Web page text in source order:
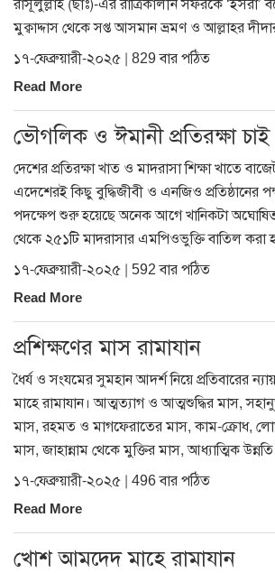
রাসূলুল্লাহ (ছাঃ)-এর রাত্রিকালীন সফরকে
মুক্বাদ্দাস থেকে সপ্ত আসমান ভ্রমণ ও আল্লাহর
১৭-ফেব্রুয়ারী-২০২৫ | 829 বার পঠিত
Read More
ভৌগলিক ও ঈমানী প্রতিরক্ষা চাই
দেশের প্রতিরক্ষা খাত ও মাদরাসা শিক্ষা খাতে
এদেশেরই কিছু বুদ্ধিজীবী ও এনজিও প্রতিষ্ঠানের
পদক্ষেপ শুরু হয়েছে অনেক আগে খানিকটা
থেকে ২৫১টি মাদরাসার এমপিওভুক্তি বাতিল
১৭-ফেব্রুয়ারী-২০২৫ | 592 বার পঠিত
Read More
প্রশিক্ষণের মাস রামাযান
ধৈর্য ও সংযমের সুমহান আদর্শ নিয়ে প্রতিবারের
মাহে রামাযান। আত্মত্যাগ ও আত্মশুদ্ধির মাস,
মাস, রহমত ও মাগফেরাতের মাস, কাম-ক্রোধ,
মাস, জাহান্নাম থেকে মুক্তির মাস, আধ্যাত্মিক
১৭-ফেব্রুয়ারী-২০২৫ | 496 বার পঠিত
Read More
খোশ আমদেদ মাহে রামাযান